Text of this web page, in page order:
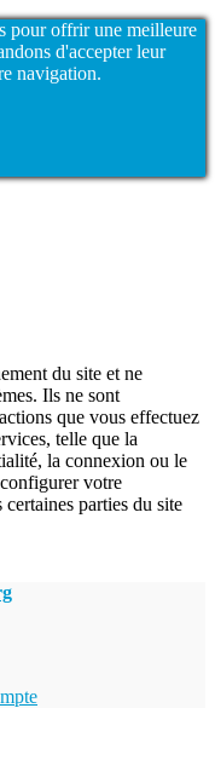
pour offrir une meilleure
d'accepter leur
navigation.
du site et ne
Ils ne sont
que vous effectuez
telle que la
la connexion ou le
votre
parties du site